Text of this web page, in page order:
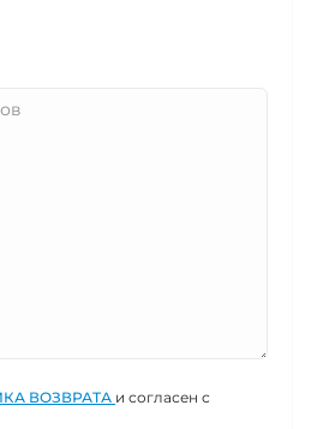
ВОЗВРАТА и согласен с